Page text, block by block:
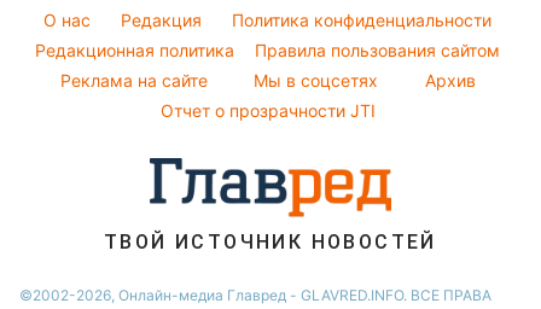
Ани Лорак
Кейт Миддлтон
Алла Пугачева
Погода на сегодня
Погода на завтра
Пылевая буря
O нас Редакция
Политика конфиденциальности
Редакционная политика
Правила пользования сайтом
Реклама на сайте
Мы в соцсетях
Архив
Отчет о прозрачности JTI
ТВОЙ ИСТОЧНИК НОВОСТЕЙ
©2002-2026, Онлайн-медиа Главред - GLAVRED.INFO. ВСЕ ПРАВА